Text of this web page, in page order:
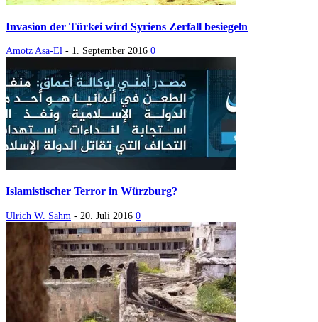
Invasion der Türkei wird Syriens Zerfall besiegeln
Amotz Asa-El - 1. September 2016 0
Islamistischer Terror in Würzburg?
Ulrich W. Sahm - 20. Juli 2016 0